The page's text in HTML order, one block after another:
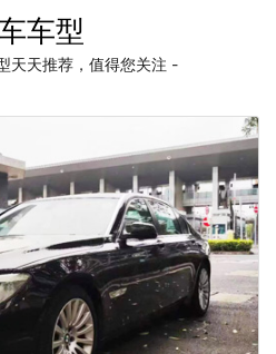
车型
天天推荐，值得您关注 -